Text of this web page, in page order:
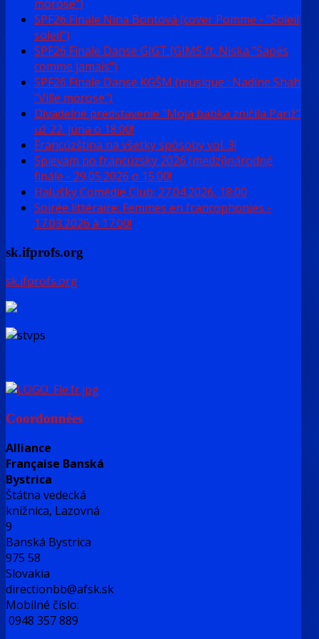
morose")
SPF26 Finale Nina Bontová (cover Pomme - "Soleil
soleil")
SPF26 Finale Danse GJGT (GIMS ft. Niska "Sapés
comme jamais")
SPF26 Finale Danse KGŠM (musique : Nadine Shah
"Ville morose")
Divadelné predstavenie "Moja babka zničila Pariž"
už 22. júna o 18:00!
Francúzština na všetky spôsoby vol. 3!
Spievam po francúzsky 2026 (medzi)národné
finále - 29.05.2026 o 15:00!
Halušky Comédie Club: 27.04.2026, 18:00
Soirée littéraire: Femmes en francophonies -
17.03.2026 à 17:00!
sk.ifprofs.org
sk.ifprofs.org
Coordonnées
Alliance
Française Banská
Bystrica
Štátna vedecká
knižnica, Lazovná
9
Banská Bystrica
975 58
Slovakia
directionbb@afsk.sk
Mobilné číslo:
0948 357 889